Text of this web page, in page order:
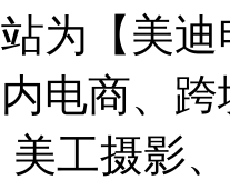
为【美
电商、
工摄影